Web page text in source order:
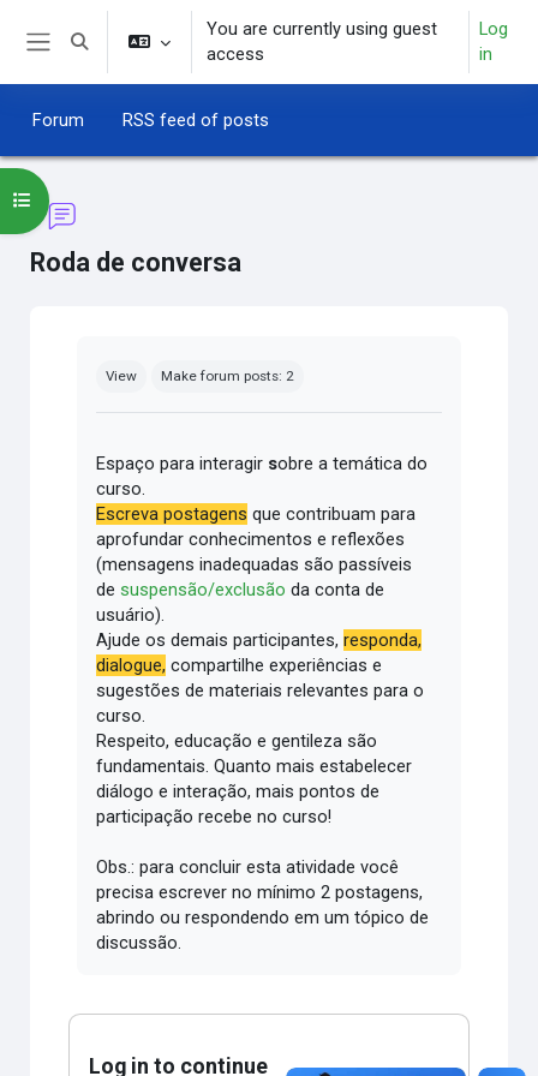
Skip to main content
Toggle search input
You are currently using guest
access
Log
in
Forum RSS feed of posts
Roda de conversa
Open course index
View Make forum posts: 2
Espaço para interagir sobre a temática do
curso.
Escreva postagens que contribuam para
aprofundar conhecimentos e reflexões
(mensagens inadequadas são passíveis
desuspensão/exclusão da conta de
usuário).
Ajude os demais participantes,responda,
dialogue, compartilhe experiências e
sugestões de materiais relevantes para o
curso.
Respeito, educação e gentileza são
fundamentais.Quanto mais estabelecer
diálogo e interação, mais pontos de
participação recebe no curso!
Obs.: para concluir esta atividade você
precisa escrever no mínimo 2 postagens,
abrindo ou respondendo em um tópico de
discussão.
Log in to continue